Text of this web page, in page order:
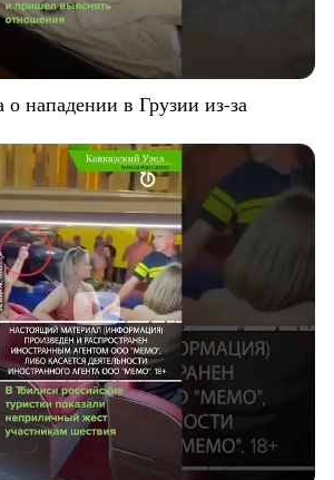
о нападении в Грузии из-за